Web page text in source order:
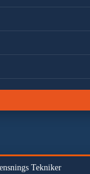
Tekniker